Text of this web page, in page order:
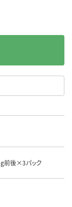
前後×3パック